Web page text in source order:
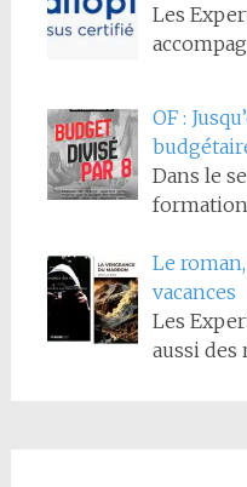
Les
OF :
Dans le
formation
Le
vacances
Les
aussi des